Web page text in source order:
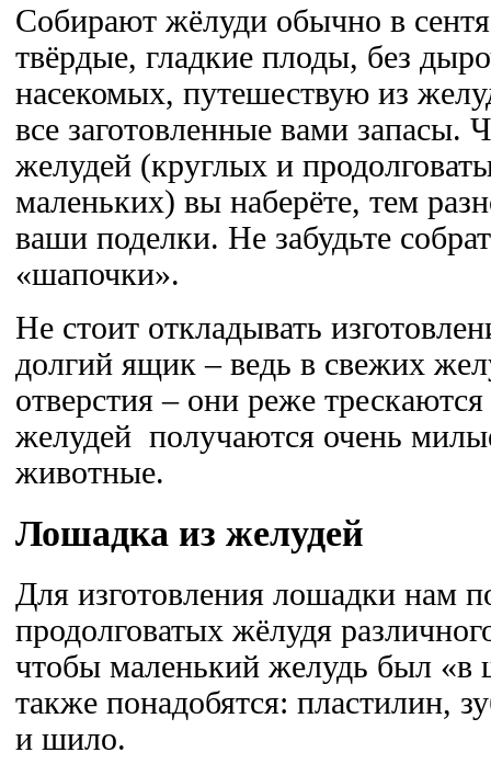
Собирают жёлуди обычно в
твёрдые, гладкие плоды, без
насекомых, путешествую из
все заготовленные вами
желудей (круглых и
маленьких) вы наберёте, тем
ваши поделки. Не забудьте
«шапочки».
Не стоит откладывать
долгий ящик – ведь в свежих
отверстия – они реже
желудей получаются очень
животные.
Лошадка из желудей
Для изготовления лошадки нам
продолговатых жёлудя
чтобы маленький желудь был «в
также понадобятся: пластилин,
и шило.